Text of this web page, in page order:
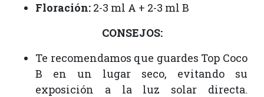
Floración: 2-3 ml A + 2-3 ml B
CONSEJOS:
Te recomendamos que guardes Top Coco
B en un lugar seco, evitando su
exposición a la luz solar directa.